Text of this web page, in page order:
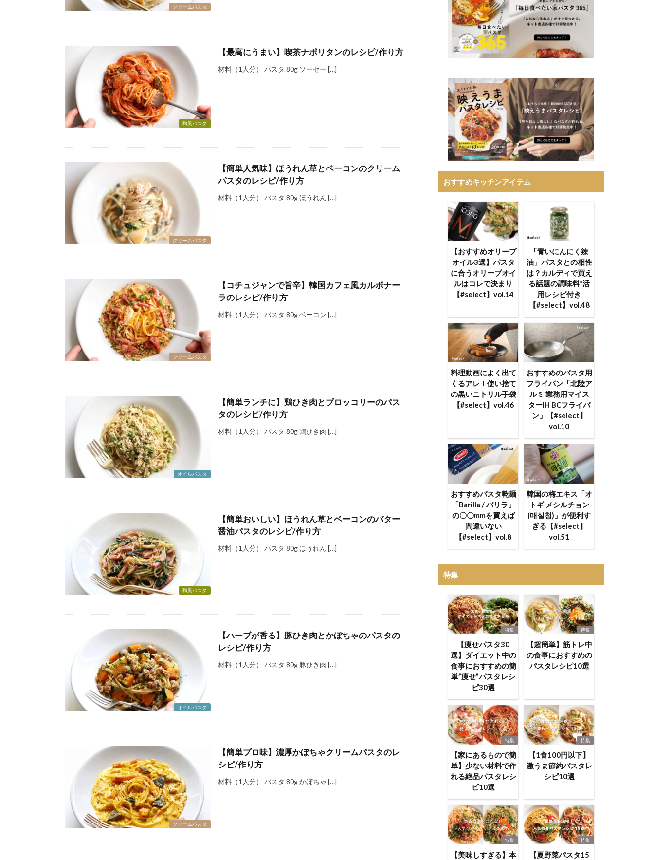
クリームパスタ
和風パスタ
【最高にうまい】喫茶ナポリタンのレシピ/作り方
材料（1人分） パスタ 80g ソーセー […]
クリームパスタ
【簡単人気味】ほうれん草とベーコンのクリーム
パスタのレシピ/作り方
材料（1人分） パスタ 80g ほうれん […]
クリームパスタ
【コチュジャンで旨辛】韓国カフェ風カルボナー
ラのレシピ/作り方
材料（1人分） パスタ 80g ベーコン […]
オイルパスタ
【簡単ランチに】鶏ひき肉とブロッコリーのパス
タのレシピ/作り方
材料（1人分） パスタ 80g 鶏ひき肉 […]
和風パスタ
【簡単おいしい】ほうれん草とベーコンのバター
醤油パスタのレシピ/作り方
材料（1人分） パスタ 80g ほうれん […]
オイルパスタ
【ハーブが香る】豚ひき肉とかぼちゃのパスタの
レシピ/作り方
材料（1人分） パスタ 80g 豚ひき肉 […]
クリームパスタ
【簡単プロ味】濃厚かぼちゃクリームパスタのレ
シピ/作り方
材料（1人分） パスタ 80g かぼちゃ […]
おすすめキッチンアイテム
【おすすめオリーブ
オイル3選】パスタ
に合うオリーブオイ
ルはコレで決まり
【#select】vol.14
「青いにんにく辣
油」パスタとの相性
は？カルディで買え
る話題の調味料*活
用レシピ付き
【#select】vol.48
料理動画によく出て
くるアレ！使い捨て
の黒いニトリル手袋
【#select】vol.46
おすすめのパスタ用
フライパン「北陸ア
ルミ 業務用マイス
ターIH BCフライパ
ン」【#select】
vol.10
おすすめパスタ乾麺
「Barilla / バリラ」
の〇〇mmを買えば
間違いない
【#select】vol.8
韓国の梅エキス「オ
トギ メシルチョン
(매실청)」が便利す
ぎる【#select】
vol.51
特集
特集
【痩せパスタ30
選】ダイエット中の
食事におすすめの簡
単”痩せ”パスタレシ
ピ30選
特集
【超簡単】筋トレ中
の食事におすすめの
パスタレシピ10選
特集
【家にあるもので簡
単】少ない材料で作
れる絶品パスタレシ
ピ10選
特集
【1食100円以下】
激うま節約パスタレ
シピ10選
特集
【美味しすぎる】本
特集
【夏野菜パスタ15